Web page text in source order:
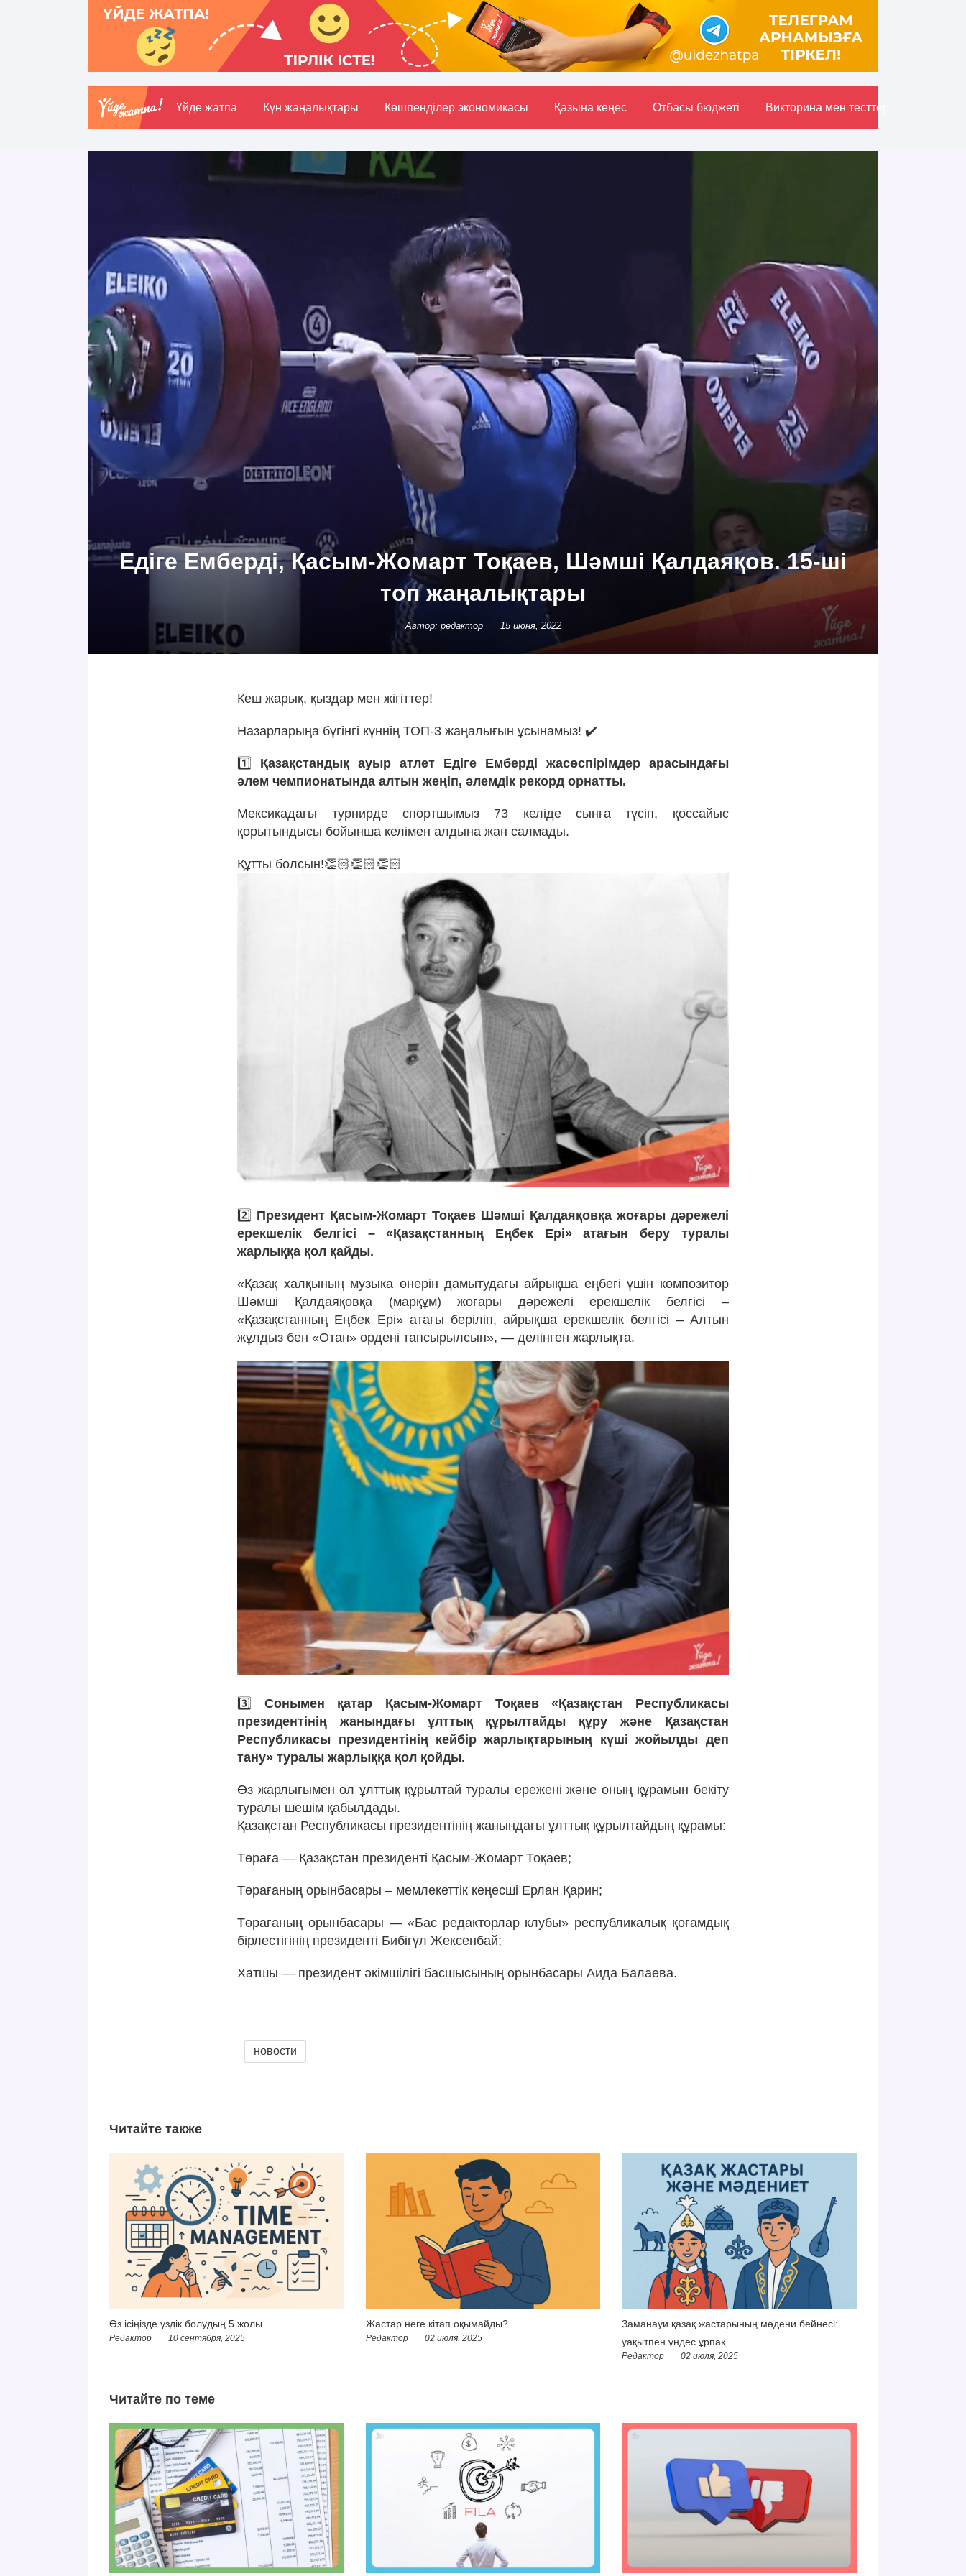
Үйде жатпа Күн жаңалықтары Көшпенділер экономикасы Қазына кеңес Отбасы бюджетi Викторина мен тесттер
Едіге Емберді, Қасым-Жомарт Тоқаев, Шәмші Қалдаяқов. 15-ші
топ жаңалықтары
Автор: редактор 15 июня, 2022
Кеш жарық, қыздар мен жігіттер!
Назарларыңа бүгінгі күннің ТОП-3 жаңалығын ұсынамыз! ✔️
1️⃣ Қазақстандық ауыр атлет Едіге Емберді жасөспірімдер арасындағы
әлем чемпионатында алтын жеңіп, әлемдік рекорд орнатты.
Мексикадағы турнирде спортшымыз 73 келіде сынға түсіп, қоссайыс
қорытындысы бойынша келімен алдына жан салмады.
Құтты болсын!👏🏻👏🏻👏🏻
2️⃣ Президент Қасым-Жомарт Тоқаев Шәмші Қалдаяқовқа жоғары дәрежелі
ерекшелік белгісі – «Қазақстанның Еңбек Ері» атағын беру туралы
жарлыққа қол қайды.
«Қазақ халқының музыка өнерін дамытудағы айрықша еңбегі үшін композитор
Шәмші Қалдаяқовқа (марқұм) жоғары дәрежелі ерекшелік белгісі –
«Қазақстанның Еңбек Ері» атағы беріліп, айрықша ерекшелік белгісі – Алтын
жұлдыз бен «Отан» ордені тапсырылсын», — делінген жарлықта.
3️⃣ Сонымен қатар Қасым-Жомарт Тоқаев «Қазақстан Республикасы
президентінің жанындағы ұлттық құрылтайды құру және Қазақстан
Республикасы президентінің кейбір жарлықтарының күші жойылды деп
тану» туралы жарлыққа қол қойды.
Өз жарлығымен ол ұлттық құрылтай туралы ережені және оның құрамын бекіту
туралы шешім қабылдады.
Қазақстан Республикасы президентінің жанындағы ұлттық құрылтайдың құрамы:
Төраға — Қазақстан президенті Қасым-Жомарт Тоқаев;
Төрағаның орынбасары – мемлекеттік кеңесші Ерлан Қарин;
Төрағаның орынбасары — «Бас редакторлар клубы» республикалық қоғамдық
бірлестігінің президенті Бибігүл Жексенбай;
Хатшы — президент әкімшілігі басшысының орынбасары Аида Балаева.
новости
Читайте также
Өз ісіңізде үздік болудың 5 жолы
Редактор 10 сентября, 2025
Жастар неге кітап оқымайды?
Редактор 02 июля, 2025
Заманауи қазақ жастарының мәдени бейнесі:
уақытпен үндес ұрпақ
Редактор 02 июля, 2025
Читайте по теме